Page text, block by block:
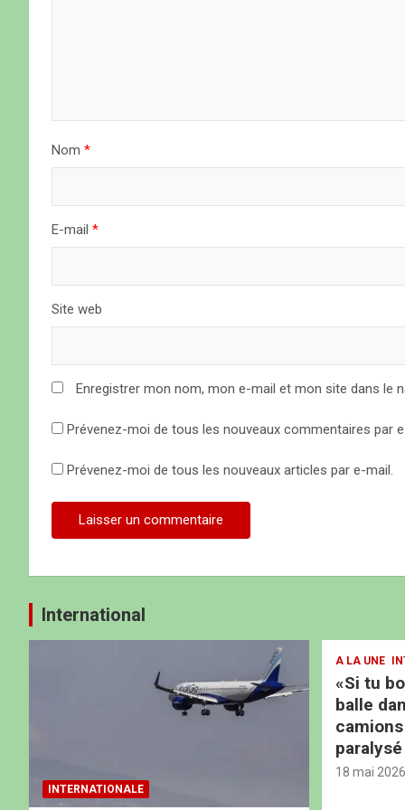
Nom *
E-mail *
Site web
Enregistrer mon nom, mon e-mail et mon site dans le
Prévenez-moi de tous les nouveaux commentaires par
Prévenez-moi de tous les nouveaux articles par e-mail.
International
INTERNATIONALE
A LA UNE
«Si tu
balle
18 mai 2026